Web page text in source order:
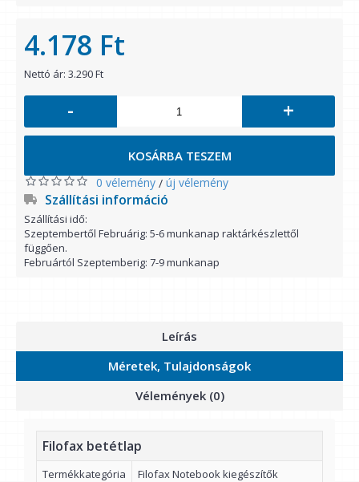
4.178 Ft
Nettó ár: 3.290 Ft
- +
KOSÁRBA TESZEM
0 vélemény / új vélemény
Szállítási információ
Szállítási idő:
Szeptembertől Februárig: 5-6 munkanap raktárkészlettől
függően.
Februártól Szeptemberig: 7-9 munkanap
Leírás
Méretek, Tulajdonságok
Vélemények (0)
Filofax betétlap
Termékkategória
Filofax Notebook kiegészítők